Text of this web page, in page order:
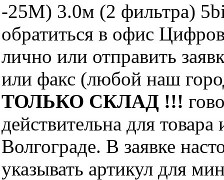
-25M) 3.0м (2 фильтра)
обратиться в офис
лично или отправить
или факс (любой наш
ТОЛЬКО СКЛАД !!!
действительна для
Волгограде. В заявке
указывать артикул для